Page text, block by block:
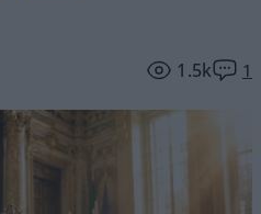
1.5k 1